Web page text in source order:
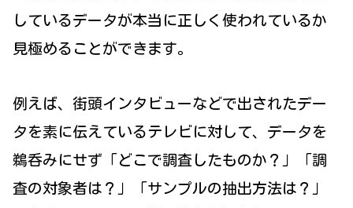
しているデータが本当に正しく使われているか
見極めることができます。
例えば、街頭インタビューなどで出されたデー
タを素に伝えているテレビに対して、データを
鵜呑みにせず「どこで調査したものか？」「調
査の対象者は？」「サンプルの抽出方法は？」